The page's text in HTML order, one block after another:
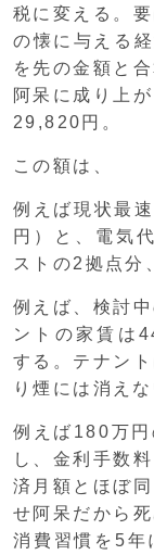
税に変える。
の懐に与える
を先の金額と
阿呆に成り上
29,820円。
この額は、
例えば現状最
円）と、電気
ストの2拠点分
例えば、検討
ントの家賃は
する。テナン
り煙には消え
例えば180万
し、金利手数
済月額とほぼ
せ阿呆だから
消費習慣を5年